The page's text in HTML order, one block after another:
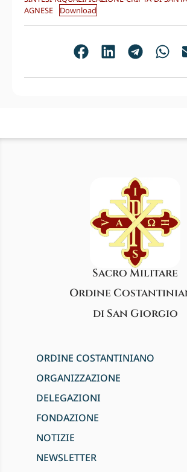
AGNESE
Download
Sacro Militare
Ordine
di San Giorgio
ORDINE COSTANTINIANO
ORGANIZZAZIONE
DELEGAZIONI
FONDAZIONE
NOTIZIE
NEWSLETTER